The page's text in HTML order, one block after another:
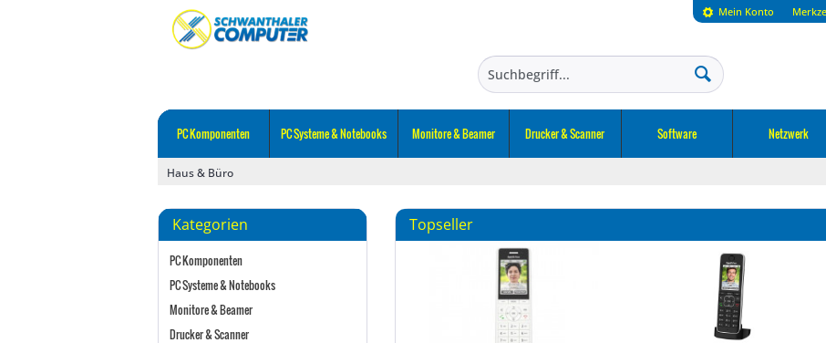
Mein Konto
PC Komponenten PC Systeme & Notebooks Monitore & Beamer Drucker & Scanner Software Netzwerk
Haus & Büro
Kategorien
PC Komponenten
PC Systeme & Notebooks
Monitore & Beamer
Drucker & Scanner
Topseller